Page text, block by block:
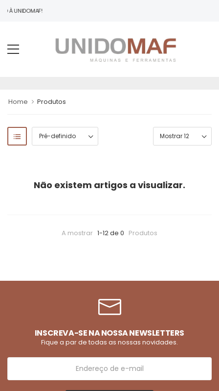
À UNIDOMAF!
Home Produtos
Não existem artigos a visualizar.
A mostrar 1-12 de 0 Produtos
INSCREVA-SE NA NOSSA NEWSLETTERS
Fique a par de todas as nossas novidades.